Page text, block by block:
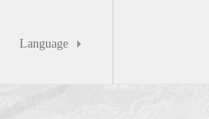
Language 